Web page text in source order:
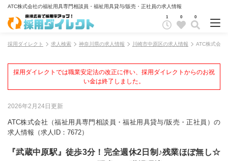
ATC株式会社の福祉用具専門相談員・福祉用具貸与/販売・正社員の求人情報
1 0 0
採用ダイレクト 求人検索 神奈川県の求人情報 川崎市中原区の求人情報 ATC株式会社
採用ダイレクトでは職業安定法の改正に伴い、採用ダイレクトからのお祝
い金は終了しました。
2026年2月24日更新
ATC株式会社（福祉用具専門相談員・福祉用具貸与/販売・正社員）の
求人情報（求人ID：7672）
『武蔵中原駅』徒歩3分！完全週休2日制♪残業ほぼ無し☆